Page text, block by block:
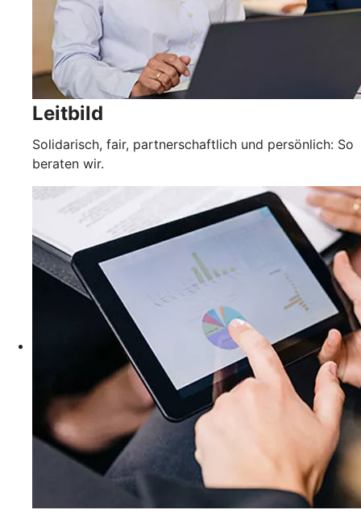
Leitbild
Solidarisch, fair, partnerschaftlich und persönlich: So
beraten wir.